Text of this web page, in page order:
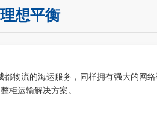
想平衡
物流的海运服务，同样拥有强大的网
柜运输解决方案。